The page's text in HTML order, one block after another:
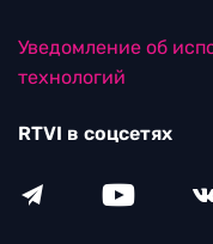
Уведомление об
технологий
RTVI в соцсетях